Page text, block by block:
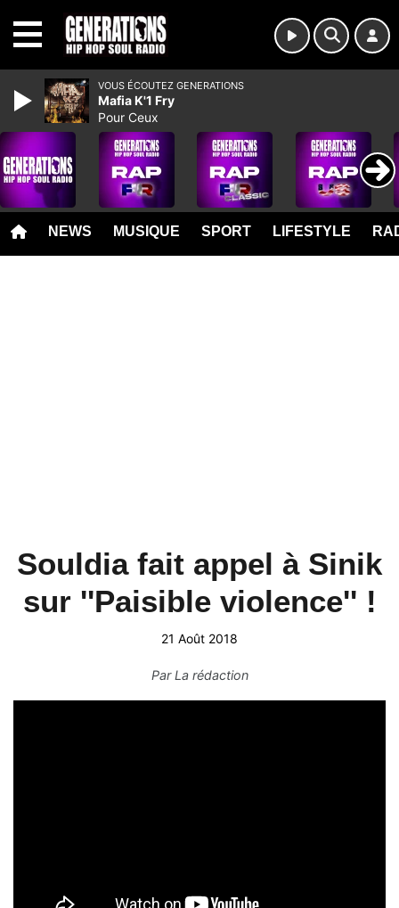
NEWS MUSIQUE SPORT LIFESTYLE
Souldia fait appel à Sinik
sur ''Paisible violence'' !
21 Août 2018
ParLa rédaction
VOUS ÉCOUTEZ GENERATIONS
Mafia K'1 Fry
Pour Ceux